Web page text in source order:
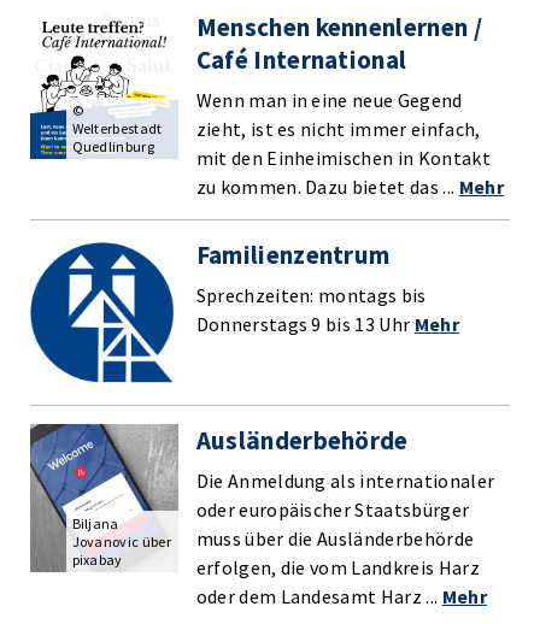
Menschen kennenlernen /
Café International
Wenn man in eine neue Gegend
zieht, ist es nicht immer einfach,
mit den Einheimischen in Kontakt
zu kommen. Dazu bietet das ... Mehr
©
Welterbestadt
Quedlinburg
Familienzentrum
Sprechzeiten: montags bis
Donnerstags 9 bis 13 Uhr Mehr
Ausländerbehörde
Die Anmeldung als internationaler
oder europäischer Staatsbürger
muss über die Ausländerbehörde
erfolgen, die vom Landkreis Harz
oder dem Landesamt Harz ... Mehr
Biljana
Jovanovic über
pixabay